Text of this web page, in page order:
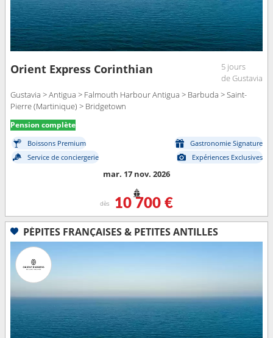
Orient Express Corinthian
5 jours
de Gustavia
Gustavia > Antigua > Falmouth Harbour Antigua > Barbuda > Saint-
Pierre (Martinique) > Bridgetown
Pension complète
Boissons Premium
Gastronomie Signature
Service de conciergerie
Expériences Exclusives
mar. 17 nov. 2026
dès 10 700 €
PÉPITES FRANÇAISES & PETITES ANTILLES